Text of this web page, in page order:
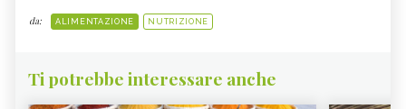
da: ALIMENTAZIONE NUTRIZIONE
Ti potrebbe interessare anche